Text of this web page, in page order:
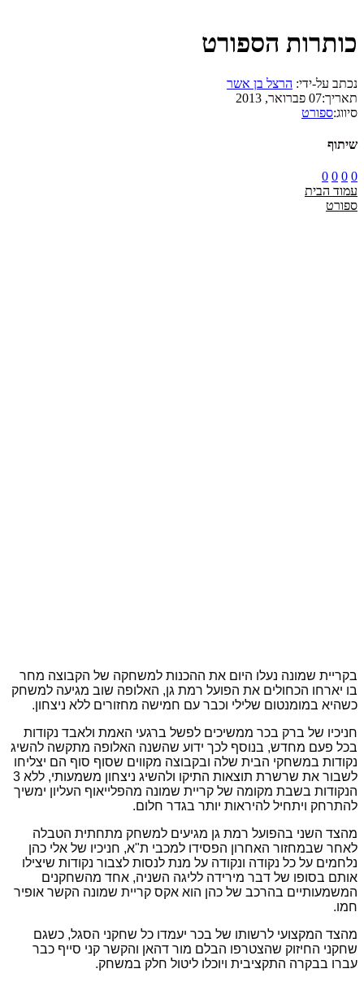
כותרות הספורט
נכתב על-ידי: הרצל בן אשר
תאריך:07 פברואר, 2013
סיווג:ספורט
שיתוף
0
0
0
0
עמוד הבית
ספורט
בקריית שמונה נעלו היום את ההכנות למשחקה של הקבוצה מחר
בו יארחו הכחולים את הפועל רמת גן, האלופה שוב מגיעה למשחק
כשהיא במומנטום שלילי וכבר עם חמישה מחזורים ללא ניצחון.
חניכיו של ברק בכר ממשיכים לפשל ברגעי האמת ולאבד נקודות
בכל פעם מחדש, בנוסף לכך ידוע שהשנה האלופה מתקשה להשיג
נקודות במשחקי הבית שלה ובקבוצה מקווים שסוף סוף הם יצליחו
לשבור את שרשרת תוצאות התיקו ולהשיג ניצחון משמעותי, ללא 3
הנקודות בשבת מקומה של קריית שמונה מהפלייאוף העליון ימשיך
להתרחק ויתחיל להיראות יותר בגדר חלום.
מהצד השני בהפועל רמת גן מגיעים למשחק מתחתית הטבלה
לאחר שבמחזור האחרון הפסידו למכבי ת"א, חניכיו של אלי כהן
נלחמים על כל נקודה ונקודה על מנת לנסות לצבור נקודות שיצילו
אותם בסופו של דבר מירידה לליגה השניה, אחד מהשחקנים
המשמעותיים בהרכב של כהן הוא אקס קריית שמונה הקשר אופיר
חמו.
מהצד המקצועי לרשותו של בכר יעמדו כל שחקני הסגל, כשגם
שחקני החיזוק שהצטרפו הבלם מור דהאן והקשר קני סייף כבר
עברו בבקרה התקציבית ויוכלו ליטול חלק במשחק.